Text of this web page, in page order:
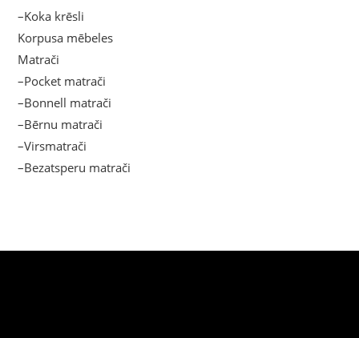
–Koka krēsli
Korpusa mēbeles
Matrači
–Pocket matrači
–Bonnell matrači
–Bērnu matrači
–Virsmatrači
–Bezatsperu matrači